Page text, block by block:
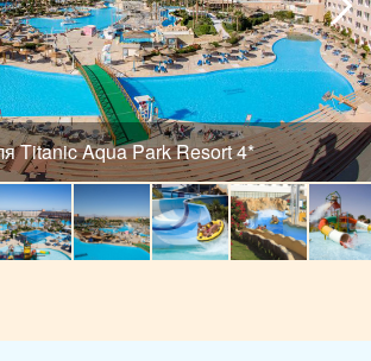
Titanic Aqua Park Resort 4*